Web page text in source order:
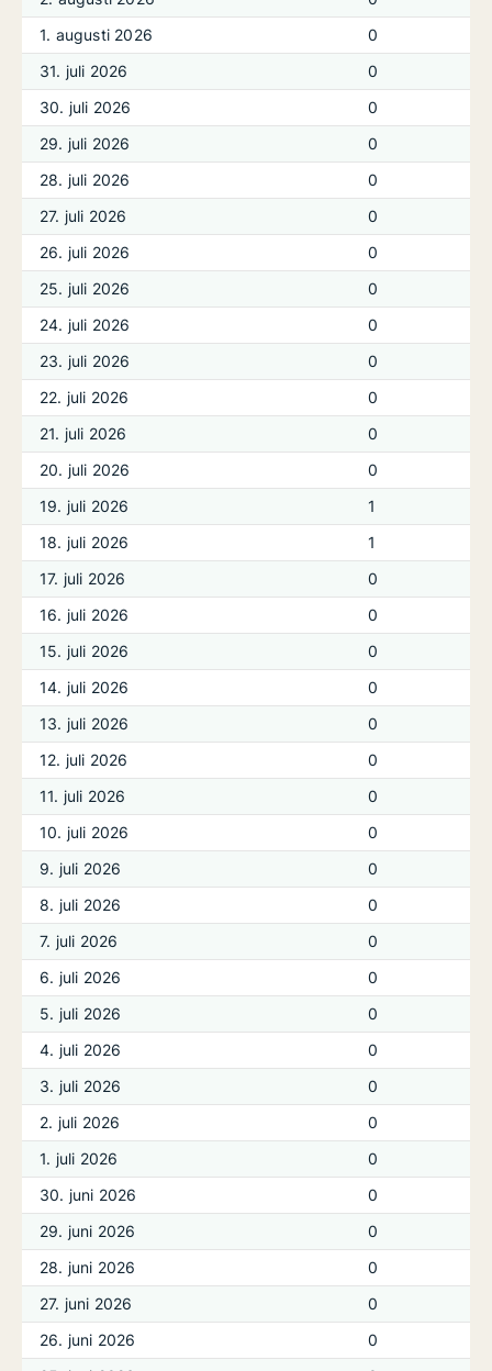
1. augusti 2026
0
31. juli 2026
0
30. juli 2026
0
29. juli 2026
0
28. juli 2026
0
27. juli 2026
0
26. juli 2026
0
25. juli 2026
0
24. juli 2026
0
23. juli 2026
0
22. juli 2026
0
21. juli 2026
0
20. juli 2026
0
19. juli 2026
1
18. juli 2026
1
17. juli 2026
0
16. juli 2026
0
15. juli 2026
0
14. juli 2026
0
13. juli 2026
0
12. juli 2026
0
11. juli 2026
0
10. juli 2026
0
9. juli 2026
0
8. juli 2026
0
7. juli 2026
0
6. juli 2026
0
5. juli 2026
0
4. juli 2026
0
3. juli 2026
0
2. juli 2026
0
1. juli 2026
0
30. juni 2026
0
29. juni 2026
0
28. juni 2026
0
27. juni 2026
0
26. juni 2026
0